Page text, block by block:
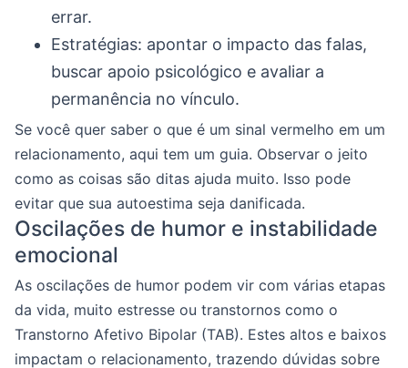
errar.
Estratégias: apontar o impacto das falas,
buscar apoio psicológico e avaliar a
permanência no vínculo.
Se você quer saber o que é um sinal vermelho em um
relacionamento, aqui tem um guia. Observar o jeito
como as coisas são ditas ajuda muito. Isso pode
evitar que sua autoestima seja danificada.
Oscilações de humor e instabilidade
emocional
As oscilações de humor podem vir com várias etapas
da vida, muito estresse ou transtornos como o
Transtorno Afetivo Bipolar (TAB). Estes altos e baixos
impactam o relacionamento, trazendo dúvidas sobre